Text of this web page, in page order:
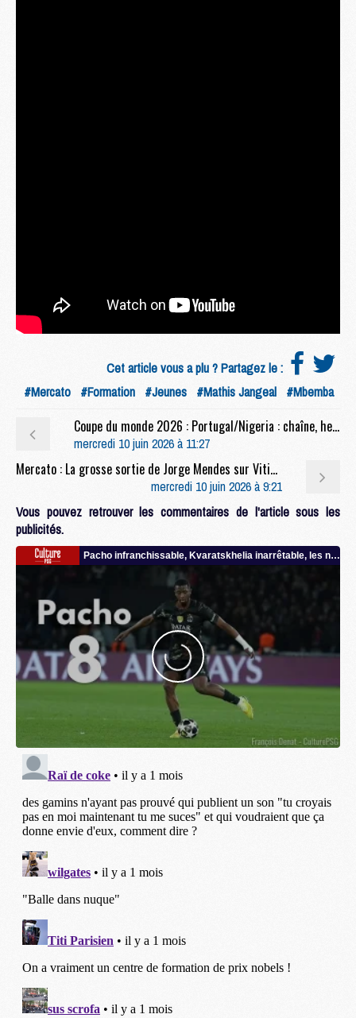
Cet article vous a plu ? Partagez le :
#Mercato #Formation #Jeunes #Mathis Jangeal #Mbemba
Coupe du monde 2026 : Portugal/Nigeria : chaîne, heure et compo probable avec plusieurs joueurs du PSG
mercredi 10 juin 2026 à 11:27
Mercato : La grosse sortie de Jorge Mendes sur Vitinha et Neves
mercredi 10 juin 2026 à 9:21
Vous pouvez retrouver les commentaires de l'article sous les
publicités.